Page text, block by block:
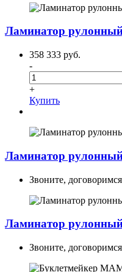
Ламинатор
358 333 руб.
-
+
Купить
Ламинатор
Звоните, договоримся
Ламинатор
Звоните, договоримся